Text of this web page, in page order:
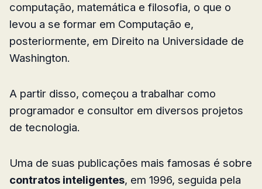
computação, matemática e filosofia, o que o
levou a se formar em Computação e,
posteriormente, em Direito na Universidade de
Washington.
A partir disso, começou a trabalhar como
programador e consultor em diversos projetos
de tecnologia.
Uma de suas publicações mais famosas é sobre
contratos inteligentes, em 1996, seguida pela